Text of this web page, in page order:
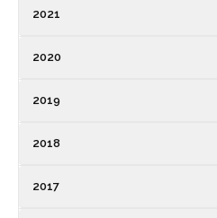
2021
2020
2019
2018
2017